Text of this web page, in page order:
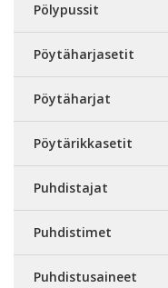
Pölypussit
Pöytäharjasetit
Pöytäharjat
Pöytärikkasetit
Puhdistajat
Puhdistimet
Puhdistusaineet